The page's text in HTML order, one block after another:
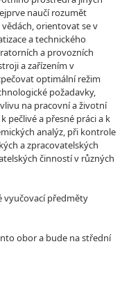
naučí rozumět
orientovat se v
a technického
a provozních
a zařízením v
optimální režim
požadavky,
na pracovní a životní
pečlivé a přesné práci a k
analýz, při kontrole
a zpracovatelských
činností v různých
vyučovací předměty
obor a bude na střední